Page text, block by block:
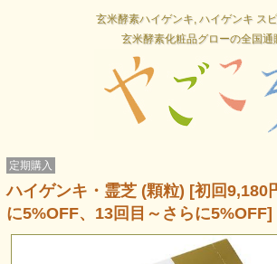
玄米酵素ハイゲンキ, ハイゲンキ ス
玄米酵素化粧品グローの全国通
定期購入
ハイゲンキ・霊芝 (顆粒) [初回9,180
に5%OFF、13回目～さらに5%OFF]